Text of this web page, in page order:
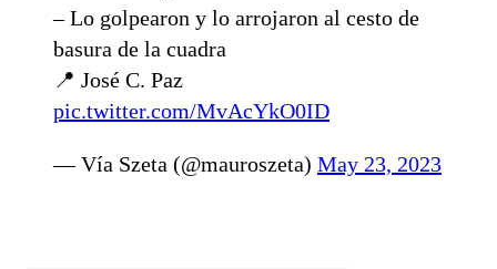
– Lo golpearon y lo arrojaron al cesto de
basura de la cuadra
📍 José C. Paz
pic.twitter.com/MvAcYkO0ID
— Vía Szeta (@mauroszeta) May 23, 2023